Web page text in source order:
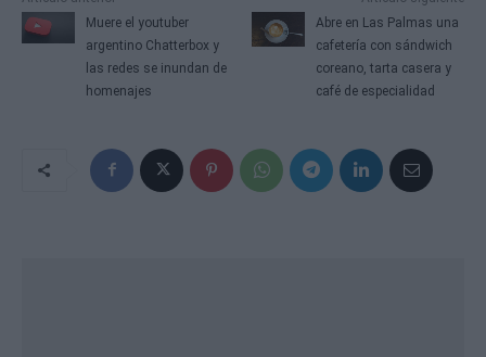
Muere el youtuber
argentino Chatterbox y
las redes se inundan de
homenajes
Abre en Las Palmas una
cafetería con sándwich
coreano, tarta casera y
café de especialidad